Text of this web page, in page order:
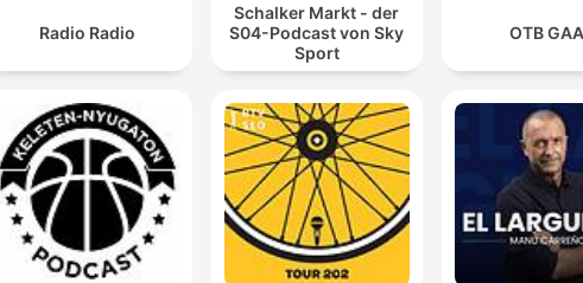
Radio Radio
Schalker Markt - der
S04-Podcast von Sky
Sport
OTB GAA